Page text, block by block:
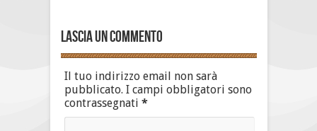
Lascia un commento
Il tuo indirizzo email non sarà
pubblicato. I campi obbligatori sono
contrassegnati *